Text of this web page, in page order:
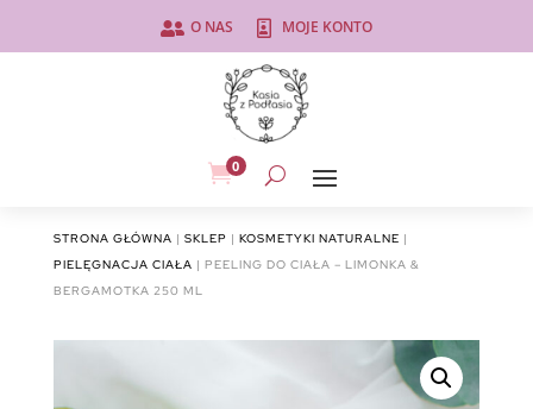
 O NAS  MOJE KONTO
0
STRONA GŁÓWNA | SKLEP | KOSMETYKI NATURALNE |
PIELĘGNACJA CIAŁA | PEELING DO CIAŁA – LIMONKA &
BERGAMOTKA 250 ML